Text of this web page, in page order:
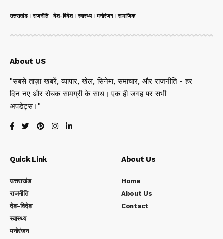
उत्तराखंड राजनीति देश-विदेश स्वास्थ्य मनोरंजन सामाजिक
About US
"सबसे ताज़ा खबरें, व्यापार, खेल, सिनेमा, समाचार, और राजनीति - हर
दिन नए और रोचक सामग्री के साथ। एक ही जगह पर सभी
अपडेट्स।"
Quick Link
उत्तराखंड
राजनीति
देश-विदेश
स्वास्थ्य
मनोरंजन
About Us
Home
About Us
Contact